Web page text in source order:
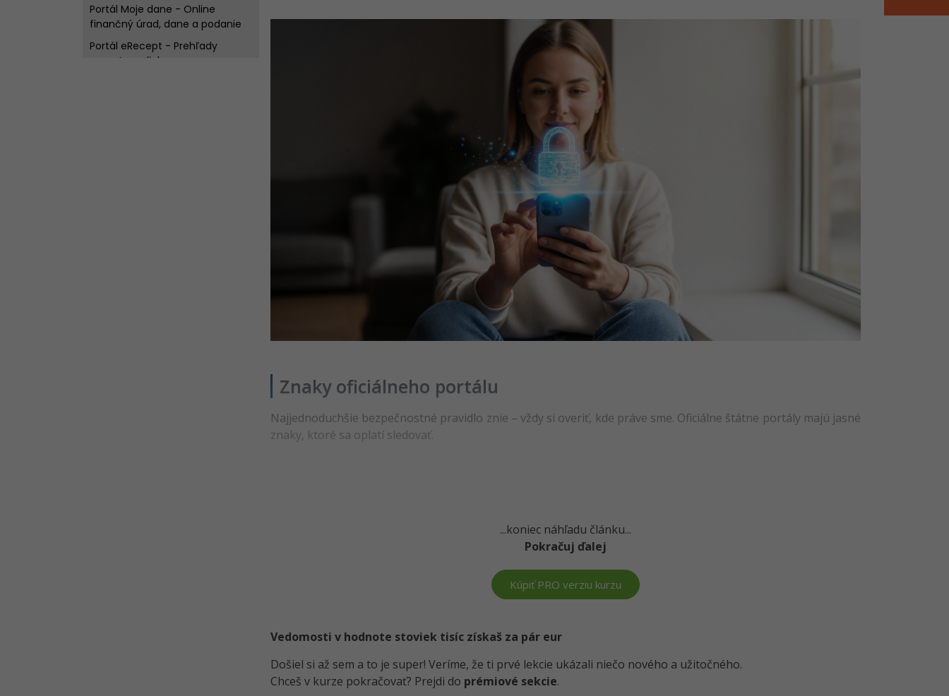
Portál Moje dane - Online
finančný úrad, dane a podanie
Portál eRecept - Prehľady
receptov a liekov
Znaky oficiálneho portálu
Najjednoduchšie bezpečnostné pravidlo znie – vždy si overiť, kde práve sme. Oficiálne štátne portály majú jasné
znaky, ktoré sa oplatí sledovať.
...koniec náhľadu článku...
Pokračuj ďalej
Kúpiť PRO verziu kurzu
Vedomosti v hodnote stoviek tisíc získaš za pár eur
Došiel si až sem a to je super! Veríme, že ti prvé lekcie ukázali niečo nového a užitočného.
Chceš v kurze pokračovať? Prejdi do prémiové sekcie.